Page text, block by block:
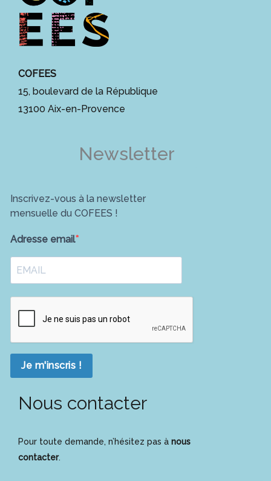
COFEES
15, boulevard de la République
13100 Aix-en-Provence
Newsletter
Inscrivez-vous à la newsletter
mensuelle du COFEES !
Adresse email
Je m'inscris !
Nous contacter
Pour toute demande, n’hésitez pas à nous
contacter.